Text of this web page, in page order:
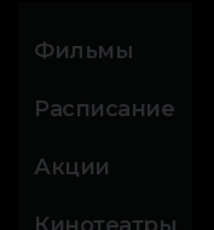
Фильмы
Расписание
Акции